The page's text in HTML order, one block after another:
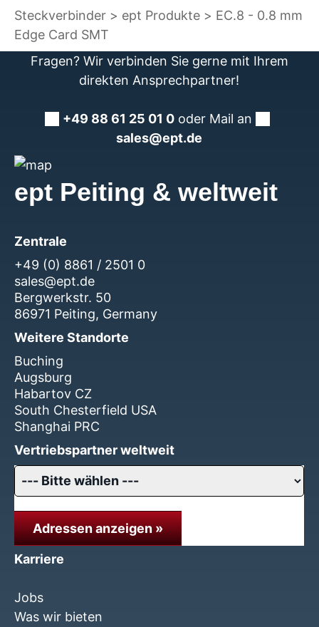
Steckverbinder ept Produkte
EC.8 - 0.8 mm
Edge Card SMT
Fragen? Wir verbinden Sie gerne mit Ihrem
direkten Ansprechpartner!
+49 88 61 25 01 0 oder Mail an
sales@ept.de
ept Peiting & weltweit
Zentrale
+49 (0) 8861 / 2501 0
sales@ept.de
Bergwerkstr. 50
86971 Peiting, Germany
Weitere Standorte
Buching
Augsburg
Habartov CZ
South Chesterfield USA
Shanghai PRC
Vertriebspartner weltweit
Adressen anzeigen »
Karriere
Jobs
Was wir bieten